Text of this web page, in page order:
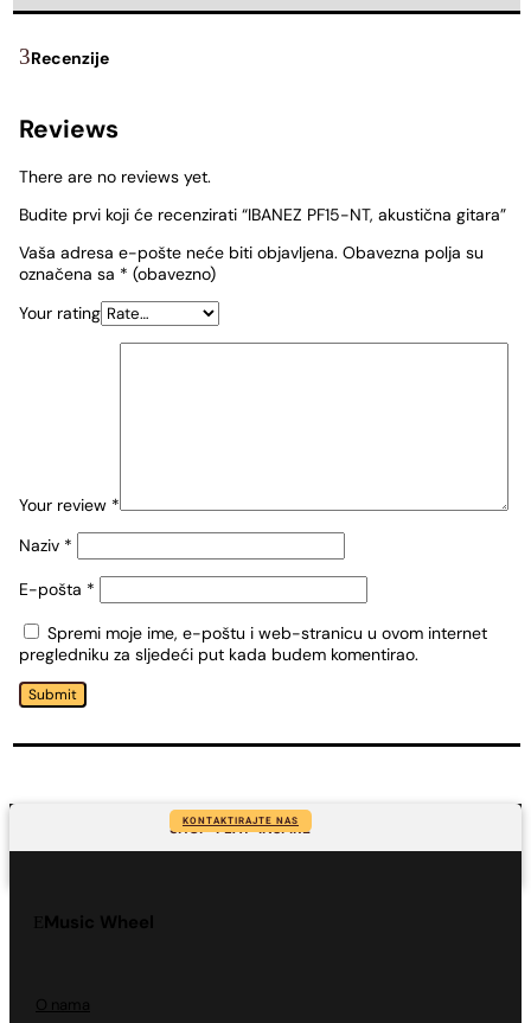
Recenzije
Reviews
There are no reviews yet.
Budite prvi koji će recenzirati “IBANEZ PF15-NT, akustična gitara”
Vaša adresa e-pošte neće biti objavljena. Obavezna polja su
označena sa * (obavezno)
Your rating
Your review *
Naziv *
E-pošta *
Spremi moje ime, e-poštu i web-stranicu u ovom internet
pregledniku za sljedeći put kada budem komentirao.
Submit
SHOP-PLAY-INSPIRE
KONTAKTIRAJTE NAS
Music Wheel
O nama